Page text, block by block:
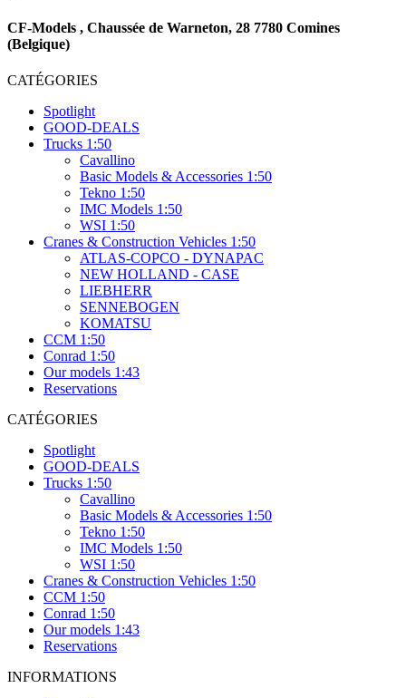
CF-Models , Chaussée de Warneton, 28 7780 Comines
(Belgique)
CATÉGORIES
Spotlight
GOOD-DEALS
Trucks 1:50
Cavallino
Basic Models & Accessories 1:50
Tekno 1:50
IMC Models 1:50
WSI 1:50
Cranes & Construction Vehicles 1:50
ATLAS-COPCO - DYNAPAC
NEW HOLLAND - CASE
LIEBHERR
SENNEBOGEN
KOMATSU
CCM 1:50
Conrad 1:50
Our models 1:43
Reservations
CATÉGORIES
Spotlight
GOOD-DEALS
Trucks 1:50
Cavallino
Basic Models & Accessories 1:50
Tekno 1:50
IMC Models 1:50
WSI 1:50
Cranes & Construction Vehicles 1:50
CCM 1:50
Conrad 1:50
Our models 1:43
Reservations
INFORMATIONS